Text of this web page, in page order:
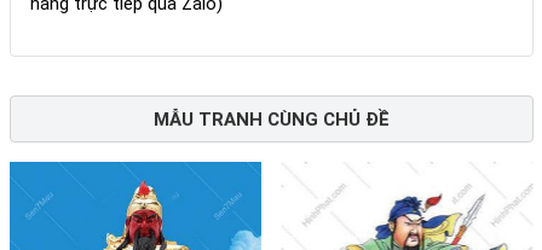
MẪU TRANH CÙNG CHỦ ĐỀ